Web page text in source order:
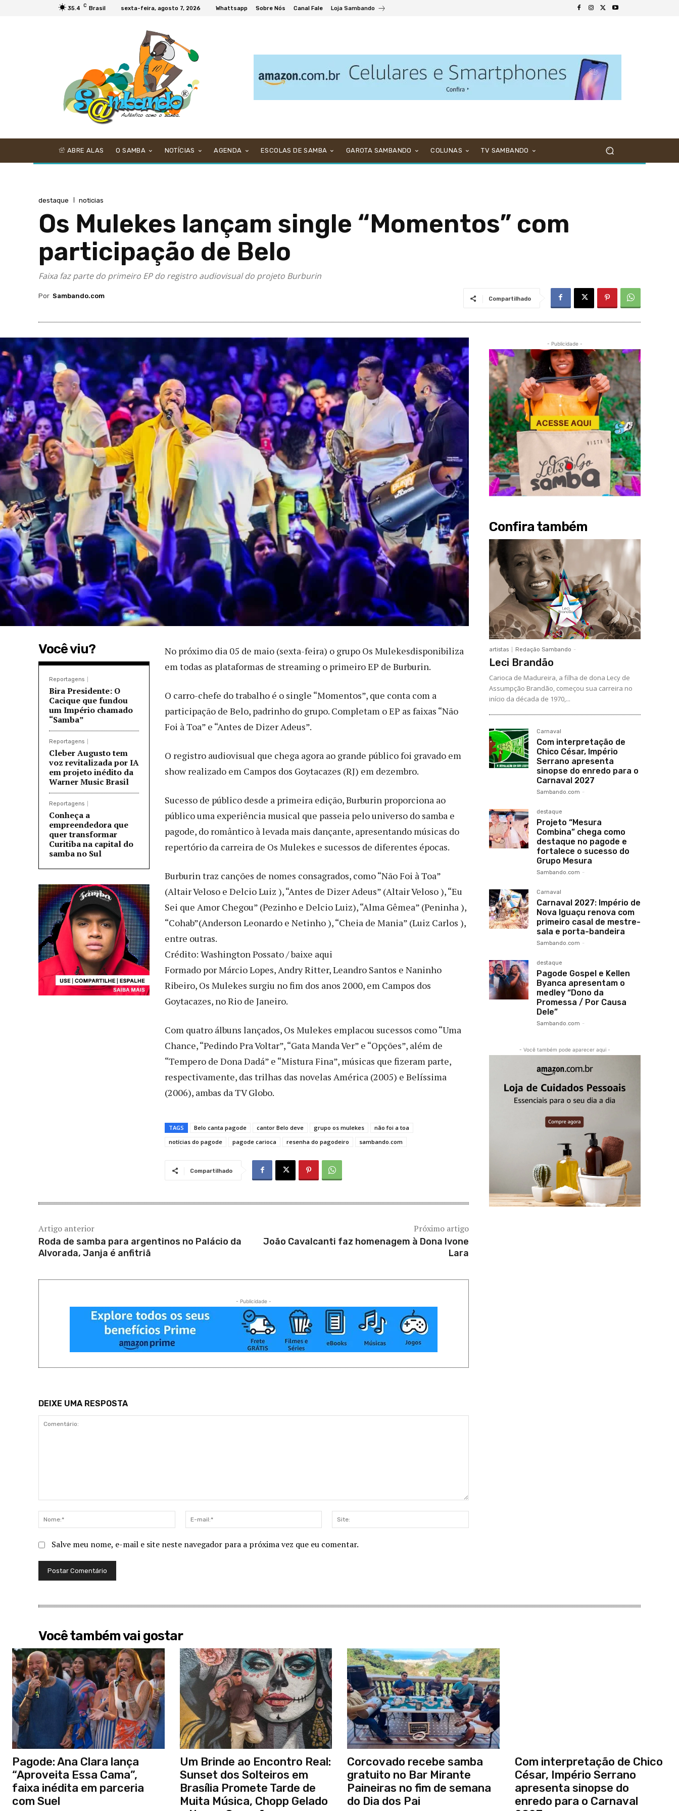
35.4 C Brasil sexta-feira, agosto 7, 2026 Whattsapp Sobre Nós Canal Fale Loja Sambando
ABRE ALAS O SAMBA NOTÍCIAS AGENDA ESCOLAS DE SAMBA GAROTA SAMBANDO COLUNAS TV SAMBANDO
destaque noticias
Os Mulekes lançam single “Momentos” com
participação de Belo
Faixa faz parte do primeiro EP do registro audiovisual do projeto Burburin
Por Sambando.com Compartilhado
Você viu?
Reportagens
Bira Presidente: O
Cacique que fundou
um Império chamado
“Samba”
Reportagens
Cleber Augusto tem
voz revitalizada por IA
em projeto inédito da
Warner Music Brasil
Reportagens
Conheça a
empreendedora que
quer transformar
Curitiba na capital do
samba no Sul
No próximo dia 05 de maio (sexta-feira) o grupo Os Mulekesdisponibiliza
em todas as plataformas de streaming o primeiro EP de Burburin.
O carro-chefe do trabalho é o single “Momentos”, que conta com a
participação de Belo, padrinho do grupo. Completam o EP as faixas “Não
Foi à Toa” e “Antes de Dizer Adeus”.
O registro audiovisual que chega agora ao grande público foi gravado em
show realizado em Campos dos Goytacazes (RJ) em dezembro.
Sucesso de público desde a primeira edição, Burburin proporciona ao
público uma experiência musical que passeia pelo universo do samba e
pagode, do romântico à levada mais dançante, apresentando músicas do
repertório da carreira de Os Mulekes e sucessos de diferentes épocas.
Burburin traz canções de nomes consagrados, como “Não Foi à Toa”
(Altair Veloso e Delcio Luiz ), “Antes de Dizer Adeus” (Altair Veloso ), “Eu
Sei que Amor Chegou” (Pezinho e Delcio Luiz), “Alma Gêmea” (Peninha ),
“Cohab”(Anderson Leonardo e Netinho ), “Cheia de Mania” (Luiz Carlos ),
entre outras.
Crédito: Washington Possato / baixe aqui
Formado por Márcio Lopes, Andry Ritter, Leandro Santos e Naninho
Ribeiro, Os Mulekes surgiu no fim dos anos 2000, em Campos dos
Goytacazes, no Rio de Janeiro.
Com quatro álbuns lançados, Os Mulekes emplacou sucessos como “Uma
Chance, “Pedindo Pra Voltar”, “Gata Manda Ver” e “Opções”, além de
“Tempero de Dona Dadá” e “Mistura Fina”, músicas que fizeram parte,
respectivamente, das trilhas das novelas América (2005) e Belíssima
(2006), ambas da TV Globo.
TAGS Belo canta pagode cantor Belo deve grupo os mulekes
não foi a toa
notícias do pagode
pagode carioca resenha do pagodeiro sambando.com
Compartilhado
Artigo anterior
Roda de samba para argentinos no Palácio da
Alvorada, Janja é anfitriã
Próximo artigo
João Cavalcanti faz homenagem à Dona Ivone
Lara
- Publicidade -
DEIXE UMA RESPOSTA
Nome:*
mail:*
Salve meu nome, e-mail e site neste navegador para a próxima vez que eu comentar.
- Publicidade -
Confira também
artistas Redação Sambando -
Leci Brandão
Carioca de Madureira, a filha de dona Lecy de
Assumpção Brandão, começou sua carreira no
início da década de 1970,...
Carnaval
Com interpretação de
Chico César, Império
Serrano apresenta
sinopse do enredo para o
Carnaval 2027
Sambando.com -
destaque
Projeto “Mesura
Combina” chega como
destaque no pagode e
fortalece o sucesso do
Grupo Mesura
Sambando.com -
Carnaval
Carnaval 2027: Império de
Nova Iguaçu renova com
primeiro casal de mestre-
sala e porta-bandeira
Sambando.com -
destaque
Pagode Gospel e Kellen
Byanca apresentam o
medley “Dono da
Promessa / Por Causa
Dele”
Sambando.com -
- Você também pode aparecer aqui -
Você também vai gostar
Pagode: Ana Clara lança
“Aproveita Essa Cama”,
faixa inédita em parceria
com Suel
Um Brinde ao Encontro Real:
Sunset dos Solteiros em
Brasília Promete Tarde de
Muita Música, Chopp Gelado
Corcovado recebe samba
gratuito no Bar Mirante
Paineiras no fim de semana
do Dia dos Pai
Com interpretação de Chico
César, Império Serrano
apresenta sinopse do
enredo para o Carnaval